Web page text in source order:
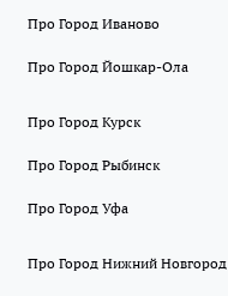
Про Город Иваново
Про Город Йошкар-Ола
Про Город Курск
Про Город Рыбинск
Про Город Уфа
Про Город Нижний Новгород